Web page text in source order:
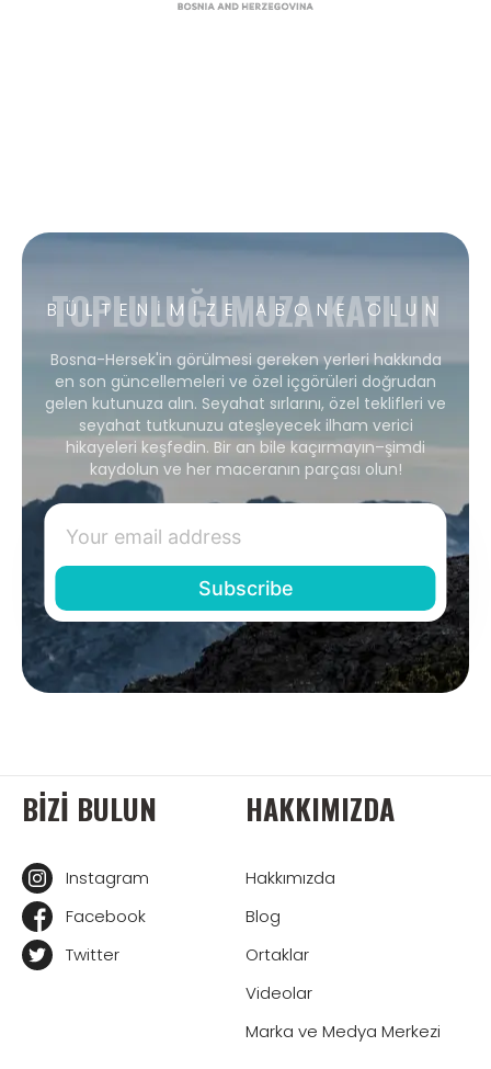
BÜLTENIMIZE ABONE OLUN
TOPLULUĞUMUZA KATILIN
Bosna-Hersek'in görülmesi gereken yerleri hakkında
en son güncellemeleri ve özel içgörüleri doğrudan
gelen kutunuza alın. Seyahat sırlarını, özel teklifleri ve
seyahat tutkunuzu ateşleyecek ilham verici
hikayeleri keşfedin. Bir an bile kaçırmayın–şimdi
kaydolun ve her maceranın parçası olun!
BIZI BULUN
Instagram
Facebook
Twitter
HAKKIMIZDA
Hakkımızda
Blog
Ortaklar
Videolar
Marka ve Medya Merkezi